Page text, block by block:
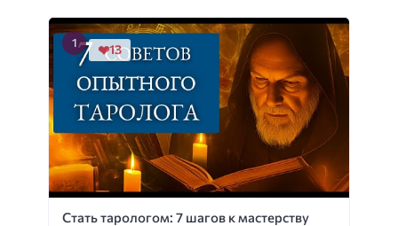
Стать тарологом: 7 шагов к мастерству
13